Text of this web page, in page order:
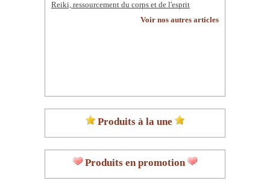
Reiki, ressourcement du corps et de l'esprit
Voir nos autres articles
Produits à la une
Produits en promotion